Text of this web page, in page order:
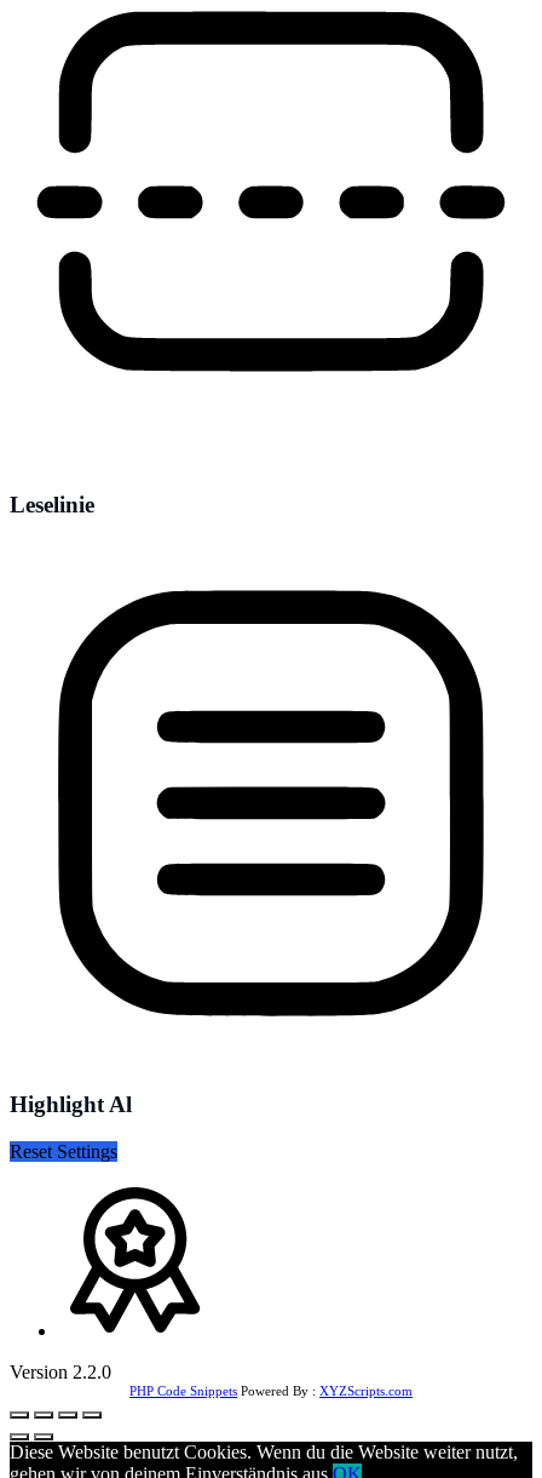
Leselinie
Highlight Al
Reset Settings
Version 2.2.0
PHP Code Snippets Powered By : XYZScripts.com
Diese Website benutzt Cookies. Wenn du die Website weiter nutzt,